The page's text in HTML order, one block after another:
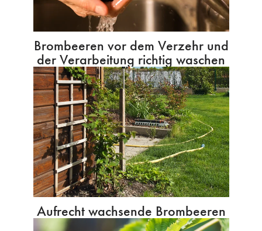
Brombeeren vor dem Verzehr und
der Verarbeitung richtig waschen
Aufrecht wachsende Brombeeren